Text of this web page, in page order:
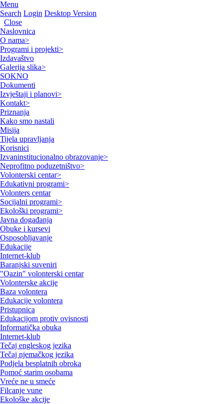
Menu
Search Login Desktop Version
Close
Naslovnica
O nama>
Programi i projekti>
Izdavaštvo
Galerija slika>
SOKNO
Dokumenti
Izvještaji i planovi>
Kontakt>
Priznanja
Kako smo nastali
Misija
Tijela upravljanja
Korisnici
Izvaninstitucionalno obrazovanje>
Neprofitno poduzetništvo>
Volonterski centar>
Edukativni programi>
Volonters centar
Socijalni programi>
Ekološki programi>
Javna događanja
Obuke i kursevi
Osposobljavanje
Edukacije
Internet-klub
Baranjski suveniri
"Oazin" volonterski centar
Volonterske akcije
Baza volontera
Edukacije volontera
Pristupnica
Edukacijom protiv ovisnosti
Informatička obuka
Internet-klub
Tečaj engleskog jezika
Tečaj njemačkog jezika
Podjela besplatnih obroka
Pomoć starim osobama
Vreće ne u smeće
Filcanje vune
Ekološke akcije